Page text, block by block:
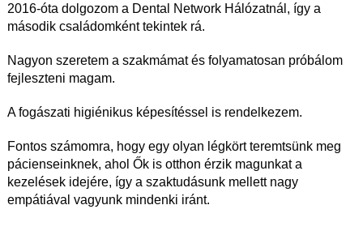
2016-óta dolgozom a Dental Network Hálózatnál, így a
második családomként tekintek rá.
Nagyon szeretem a szakmámat és folyamatosan próbálom
fejleszteni magam.
A fogászati higiénikus képesítéssel is rendelkezem.
Fontos számomra, hogy egy olyan légkört teremtsünk meg
pácienseinknek, ahol Ők is otthon érzik magunkat a
kezelések idejére, így a szaktudásunk mellett nagy
empátiával vagyunk mindenki iránt.